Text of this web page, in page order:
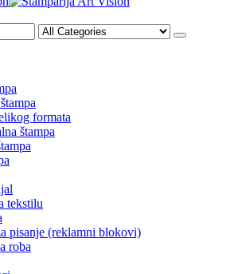
formata
štampa
tekstilu
pisanje (reklamni blokovi)
roba